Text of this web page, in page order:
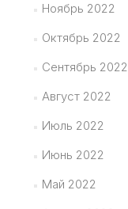
Ноябрь 2022
Октябрь 2022
Сентябрь 2022
Август 2022
Июль 2022
Июнь 2022
Май 2022